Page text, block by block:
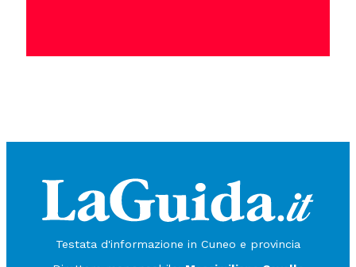
Testata d'informazione in Cuneo e provincia